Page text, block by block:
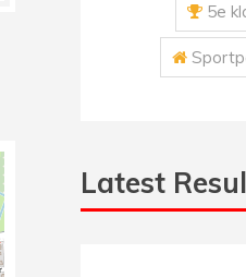
5e
Latest